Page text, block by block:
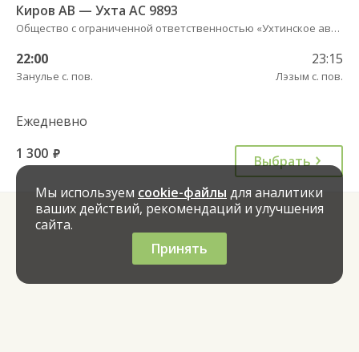
Киров АВ — Ухта АС 9893
Общество с ограниченной ответственностью «Ухтинское автотранспортное предприятие»
22:00
Занулье с. пов.
23:15
Лэзым с. пов.
Ежедневно
1 300 руб.
Выбрать
Мы используем cookie-файлы для аналитики
ваших действий, рекомендаций и улучшения
сайта.
Принять